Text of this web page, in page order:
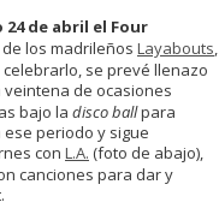
24 de abril el Four
los madrileños Layabouts,
celebrarlo, se prevé llenazo
veintena de ocasiones
bajo la disco ballpara
periodo y sigue
con L.A. (foto de abajo),
canciones para dar y